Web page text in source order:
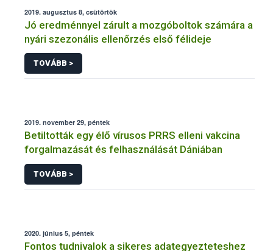
2019. augusztus 8, csütörtök
Jó eredménnyel zárult a mozgóboltok számára a
nyári szezonális ellenőrzés első félideje
TOVÁBB >
2019. november 29, péntek
Betiltották egy élő vírusos PRRS elleni vakcina
forgalmazását és felhasználását Dániában
TOVÁBB >
2020. június 5, péntek
Fontos tudnivalok a sikeres adategyezteteshez